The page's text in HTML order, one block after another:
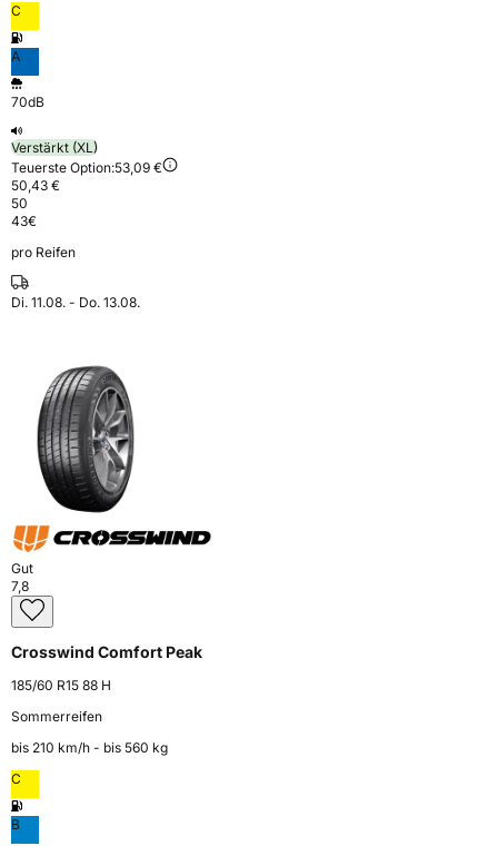
C
A
70dB
Verstärkt (XL)
Teuerste Option:53,09 €
50,43 €
50
43€
pro Reifen
Di. 11.08. - Do. 13.08.
Gut
7,8
Crosswind Comfort Peak
185/60 R15 88 H
Sommerreifen
bis 210 km⁠/⁠h - bis 560 kg
C
B